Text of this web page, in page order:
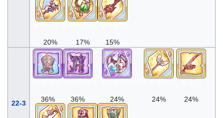
20% 17% 15%
22-3 36% 36% 24% 24% 24%